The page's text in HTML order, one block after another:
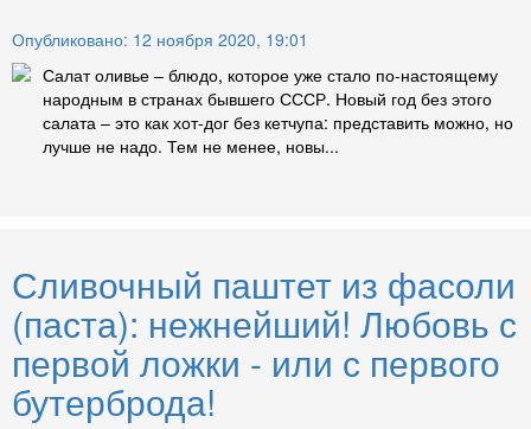
Опубликовано: 12 ноября 2020, 19:01
Салат оливье – блюдо, которое уже стало по-настоящему
народным в странах бывшего СССР. Новый год без этого
салата – это как хот-дог без кетчупа: представить можно, но
лучше не надо. Тем не менее, новы...
Сливочный паштет из фасоли
(паста): нежнейший! Любовь с
первой ложки - или с первого
бутерброда!